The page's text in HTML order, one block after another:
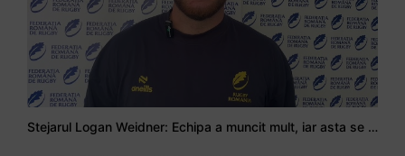
Stejarul Logan Weidner: Echipa a muncit mult, iar asta se va vedea în meciurile de la Nations Cup